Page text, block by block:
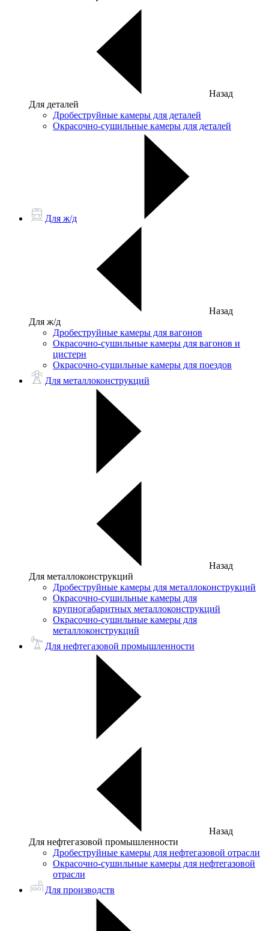
Назад
Для деталей
Дробеструйные камеры для деталей
Окрасочно-сушильные камеры для деталей
Для ж/д
Назад
Для ж/д
Дробеструйные камеры для вагонов
Окрасочно-сушильные камеры для вагонов и
цистерн
Окрасочно-сушильные камеры для поездов
Для металлоконструкций
Назад
Для металлоконструкций
Дробеструйные камеры для металлоконструкций
Окрасочно-сушильные камеры для
крупногабаритных металлоконструкций
Окрасочно-сушильные камеры для
металлоконструкций
Для нефтегазовой промышленности
Назад
Для нефтегазовой промышленности
Дробеструйные камеры для нефтегазовой отрасли
Окрасочно-сушильные камеры для нефтегазовой
отрасли
Для производств